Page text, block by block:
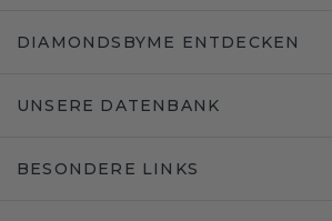
DIAMONDSBYME ENTDECKEN
UNSERE DATENBANK
BESONDERE LINKS